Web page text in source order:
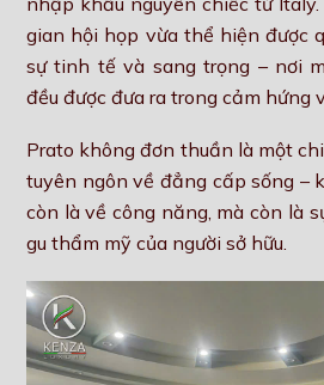
gian hội họp vừa thể hiện được
sự tinh tế và sang trọng – nơi
đều được đưa ra trong cảm hứng
Prato không đơn thuần là một
tuyên ngôn về đẳng cấp sống –
còn là về công năng, mà còn là
gu thẩm mỹ của người sở hữu.